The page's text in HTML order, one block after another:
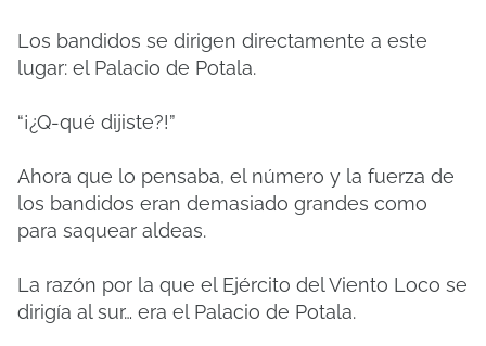
Los bandidos se dirigen directamente a este
lugar: el Palacio de Potala.
“¡¿Q-qué dijiste?!”
Ahora que lo pensaba, el número y la fuerza de
los bandidos eran demasiado grandes como
para saquear aldeas.
La razón por la que el Ejército del Viento Loco se
dirigía al sur… era el Palacio de Potala.